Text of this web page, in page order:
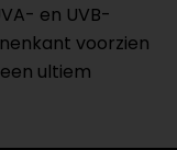
en UVB-
voorzien
ultiem